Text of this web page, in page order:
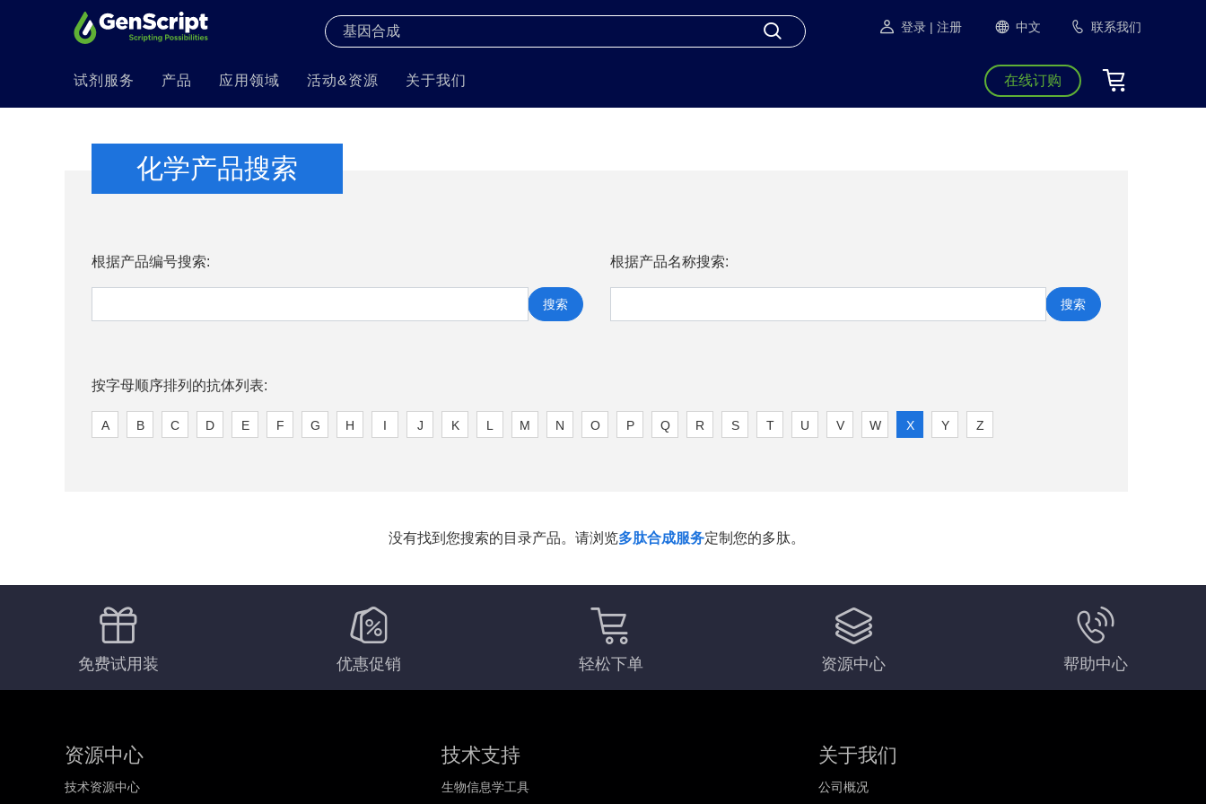
登录 | 注册 中文 联系我们
试剂服务 产品 应用领域 活动&资源 关于我们 在线订购
化学产品搜索
根据产品编号搜索:
搜索
根据产品名称搜索:
搜索
按字母顺序排列的抗体列表:
A B C D E F G H I J K L M N O P Q R S T U V W X Y Z
没有找到您搜索的目录产品。请浏览多肽合成服务定制您的多肽。
免费试用装 优惠促销 轻松下单 资源中心 帮助中心
资源中心
技术资源中心
技术支持
生物信息学工具
关于我们
公司概况